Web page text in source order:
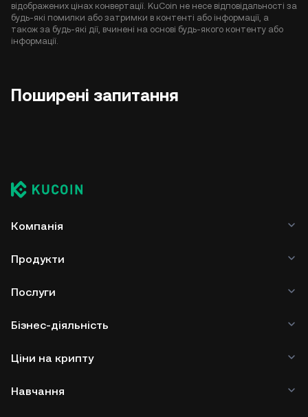
відображених цінах конвертації. KuCoin не несе відповідальності за
будь-які помилки або затримки в контенті або інформації, а
також за будь-які дії, вчинені на основі будь-якого контенту або
інформації.
Поширені запитання
Компанія
Продукти
Послуги
Бізнес-діяльність
Ціни на крипту
Навчання